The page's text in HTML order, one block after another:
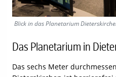
Blick in das Planetarium
Das Planetarium in
Das sechs Meter